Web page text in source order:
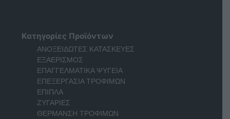
Κατηγορίες Προϊόντων
ΑΝΟΞΕΙΔΩΤΕΣ ΚΑΤΑΣΚΕΥΕΣ
ΕΞΑΕΡΙΣΜΟΣ
ΕΠΑΓΓΕΛΜΑΤΙΚΑ ΨΥΓΕΙΑ
ΕΠΕΞΕΡΓΑΣΙΑ ΤΡΟΦΙΜΩΝ
ΕΠΙΠΛΑ
ΖΥΓΑΡΙΕΣ
ΘΕΡΜΑΝΣΗ ΤΡΟΦΙΜΩΝ